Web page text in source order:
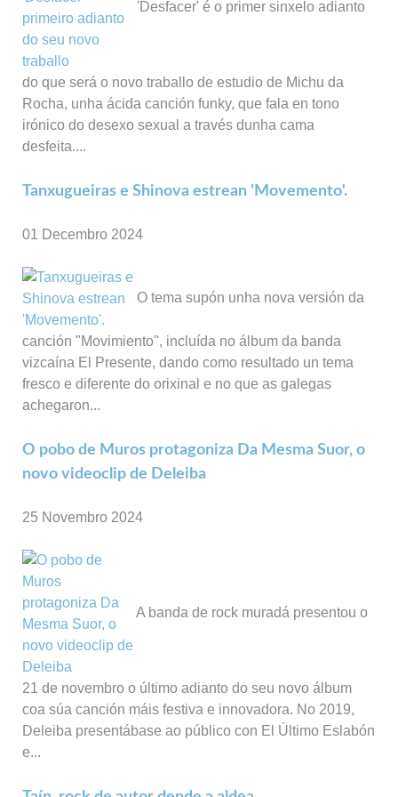
'Desfacer' é o primer sinxelo adianto
do que será o novo traballo de estudio de Michu da
Rocha, unha ácida canción funky, que fala en tono
irónico do desexo sexual a través dunha cama
desfeita....
Tanxugueiras e Shinova estrean 'Movemento'.
01 Decembro 2024
O tema supón unha nova versión da
canción "Movimiento", incluída no álbum da banda
vizcaína El Presente, dando como resultado un tema
fresco e diferente do orixinal e no que as galegas
achegaron...
O pobo de Muros protagoniza Da Mesma Suor, o
novo videoclip de Deleiba
25 Novembro 2024
A banda de rock muradá presentou o
21 de novembro o último adianto do seu novo álbum
coa súa canción máis festiva e innovadora. No 2019,
Deleiba presentábase ao público con El Último Eslabón
e...